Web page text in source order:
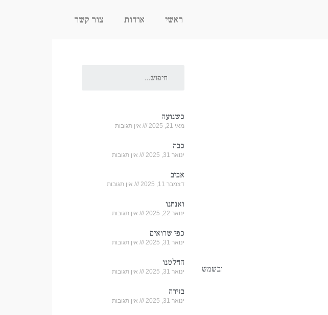
ראשי אודות צור קשר
ובשמש
כשנועה
מאי 21, 2025 אין תגובות
כבה
ינואר 31, 2025 אין תגובות
אביב
דצמבר 11, 2025 אין תגובות
ואנחנו
ינואר 22, 2025 אין תגובות
כפי שרואים
ינואר 31, 2025 אין תגובות
החלטנו
ינואר 31, 2025 אין תגובות
בזירה
ינואר 31, 2025 אין תגובות